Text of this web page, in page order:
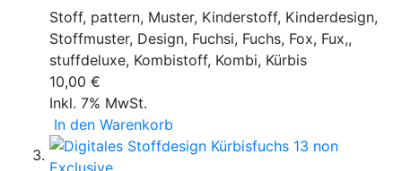
Stoff, pattern, Muster, Kinderstoff, Kinderdesign,
Stoffmuster, Design, Fuchsi, Fuchs, Fox, Fux,,
stuffdeluxe, Kombistoff, Kombi, Kürbis
10,00 €
Inkl. 7% MwSt.
In den Warenkorb